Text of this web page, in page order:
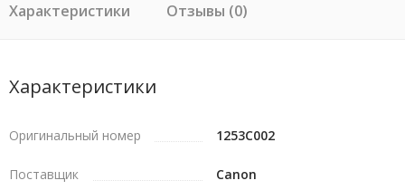
Характеристики Отзывы (0)
Характеристики
Оригинальный номер 1253C002
Поставщик Canon